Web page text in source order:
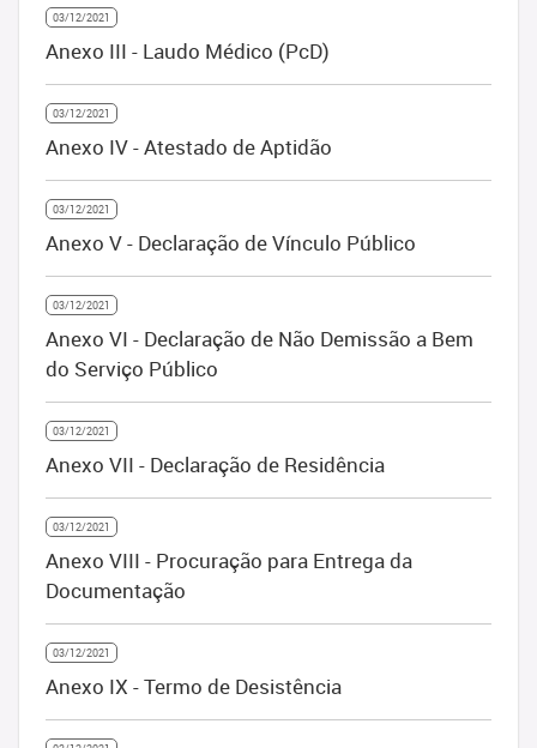
03/12/2021
Anexo III - Laudo Médico (PcD)
03/12/2021
Anexo IV - Atestado de Aptidão
03/12/2021
Anexo V - Declaração de Vínculo Público
03/12/2021
Anexo VI - Declaração de Não Demissão a Bem
do Serviço Público
03/12/2021
Anexo VII - Declaração de Residência
03/12/2021
Anexo VIII - Procuração para Entrega da
Documentação
03/12/2021
Anexo IX - Termo de Desistência